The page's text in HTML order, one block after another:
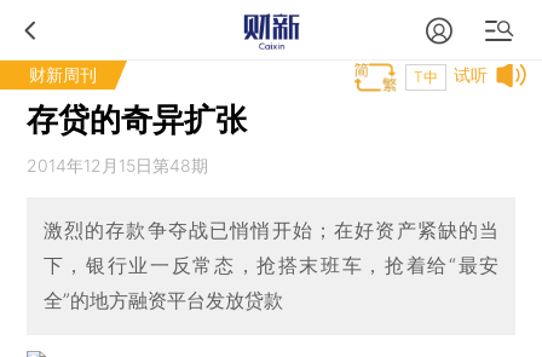
财新周刊 试听
T中
存贷的奇异扩张
2014年12月15日第48期
激烈的存款争夺战已悄悄开始；在好资产紧缺的当
下，银行业一反常态，抢搭末班车，抢着给“最安
全”的地方融资平台发放贷款